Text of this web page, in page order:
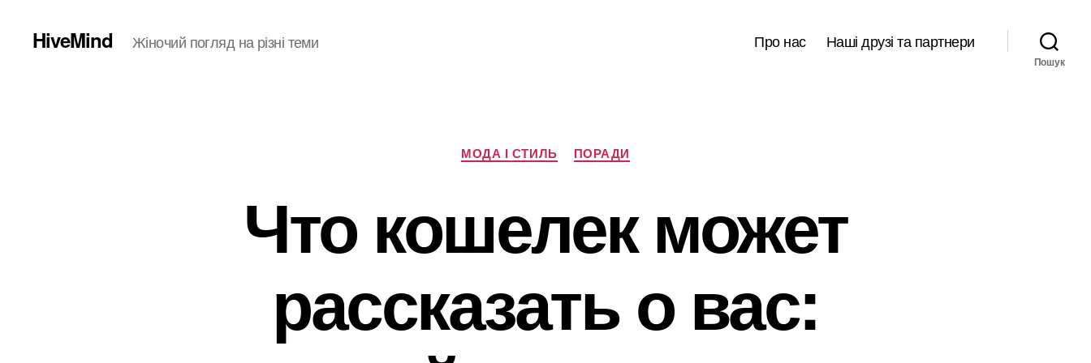
HiveMind Жіночий погляд на різні теми Про нас Наші друзі та партнери
Пошук
Категорії
МОДА І СТИЛЬ ПОРАДИ
Что кошелек может
рассказать о вас: